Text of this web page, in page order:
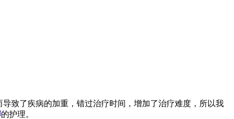
致了疾病的加重，错过治疗时间，增加了治疗难度，所以我
的护理。